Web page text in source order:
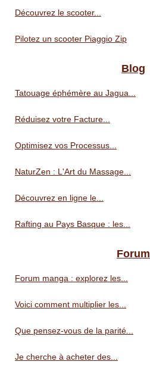
Découvrez le scooter...
Pilotez un scooter Piaggio Zip
Blog
Tatouage éphémère au Jagua...
Réduisez votre Facture...
Optimisez vos Processus...
NaturZen : L'Art du Massage...
Découvrez en ligne le...
Rafting au Pays Basque : les...
Forum
Forum manga : explorez les...
Voici comment multiplier les...
Que pensez-vous de la parité...
Je cherche à acheter des...